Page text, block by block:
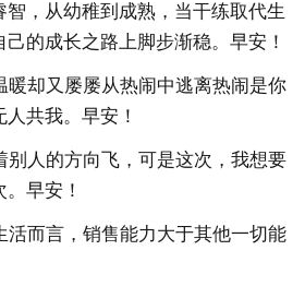
智，从幼稚到成熟，当干练取代生
的成长之路上脚步渐稳。早安！
暖却又屡屡从热闹中逃离热闹是你
共我。早安！
别人的方向飞，可是这次，我想要
早安！
活而言，销售能力大于其他一切能